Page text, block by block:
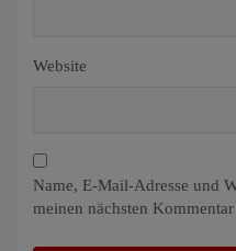
Website
Name, E-Mail-Adresse und
meinen nächsten